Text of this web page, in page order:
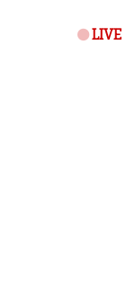
LIVE